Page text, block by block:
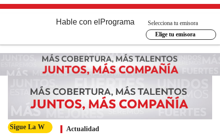
Hable con el Programa
Selecciona tu emisora
Elige tu emisora
Sigue La W Actualidad